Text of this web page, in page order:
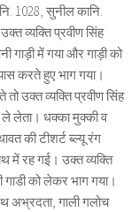
1028, सुनील कानि.
व्यक्ति प्रवीण सिंह
गाड़ी में गया और गाड़ी को
करते हुए भाग गया।
उक्त व्यक्ति प्रवीण सिंह
ले लेता। धक्का मुक्की व
की टीशर्ट ब्ल्यू रंग
में रह गई। उक्त व्यक्ति
को लेकर भाग गया।
अभ्रदता, गाली गलोच